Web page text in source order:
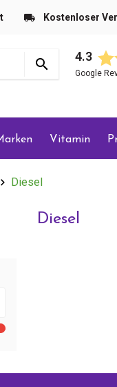
Kostenloser
4.3
Google
Vitamin
Diesel
Diesel